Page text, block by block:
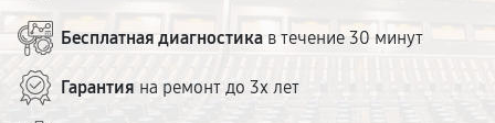
Бесплатная диагностика в течение 30 минут
Гарантия на ремонт до 3х лет